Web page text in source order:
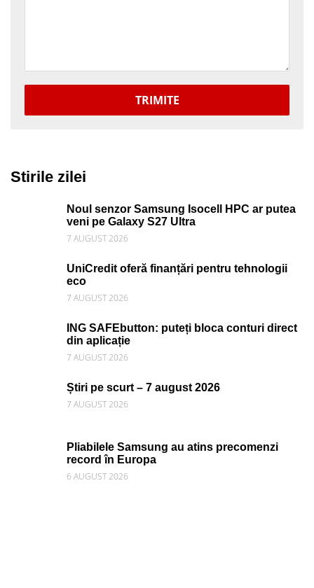
TRIMITE
Stirile zilei
Noul senzor Samsung Isocell HPC ar putea
veni pe Galaxy S27 Ultra
7 AUGUST 2026
UniCredit oferă finanțări pentru tehnologii
eco
7 AUGUST 2026
ING SAFEbutton: puteți bloca conturi direct
din aplicație
7 AUGUST 2026
Știri pe scurt – 7 august 2026
7 AUGUST 2026
Pliabilele Samsung au atins precomenzi
record în Europa
6 AUGUST 2026